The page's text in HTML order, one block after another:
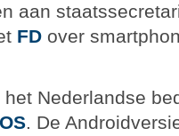
aan
FDover
Nederlandse
. De